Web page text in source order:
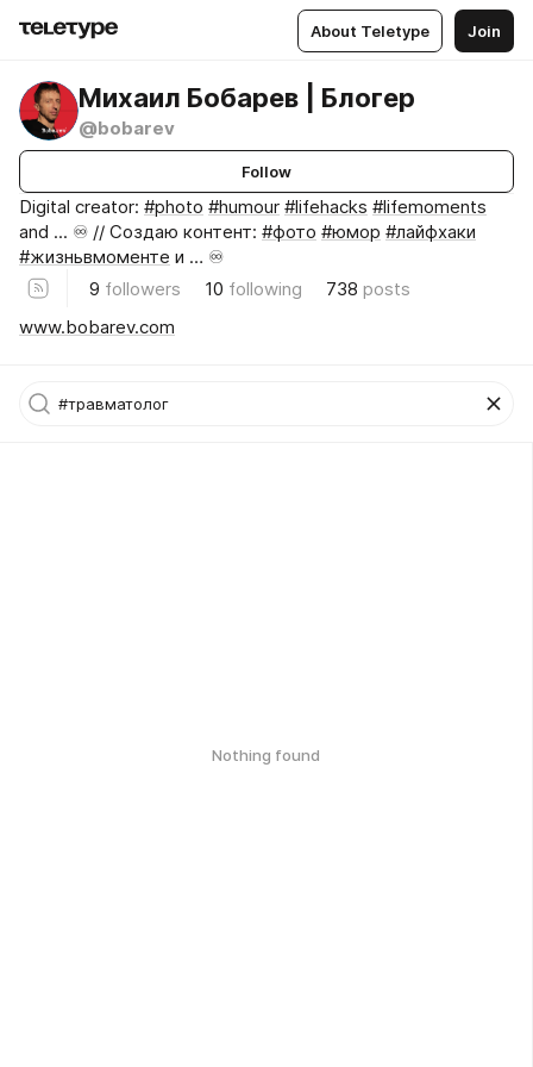
About Teletype Join
Михаил Бобарев | Блогер
@bobarev
Follow
Digital creator: #photo #humour #lifehacks #lifemoments
and ... ♾️ // Создаю контент: #фото #юмор #лайфхаки
#жизньвмоменте и … ♾️
9 followers 10 following 738 posts
www.bobarev.com
Nothing found